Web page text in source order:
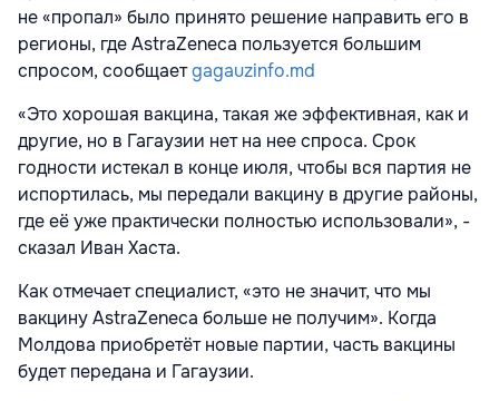
не «пропал» было принято решение направить его в
регионы, где AstraZeneca пользуется большим
спросом, сообщаетgagauzinfo.md
«Это хорошая вакцина, такая же эффективная, как и
другие, но в Гагаузии нет на нее спроса. Срок
годности истекал в конце июля, чтобы вся партия не
испортилась, мы передали вакцину в другие районы,
где её уже практически полностью использовали», -
сказал Иван Хаста.
Как отмечает специалист, «это не значит, что мы
вакцину AstraZeneca больше не получим». Когда
Молдова приобретёт новые партии, часть вакцины
будет передана и Гагаузии.